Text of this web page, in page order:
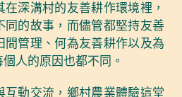
深溝村的友善耕作環境裡，
同的故事，而儘管都堅持友善
間管理、何為友善耕作以及為
人的原因也都不同。
互動交流，鄉村農業體驗這堂